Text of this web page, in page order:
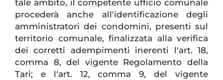
tale ambito, il competente ufficio comunale
procederà anche all'identificazione degli
amministratori dei condomini, presenti sul
territorio comunale, finalizzata alla verifica
dei corretti adempimenti inerenti l'art. 18,
comma 8, del vigente Regolamento della
Tari; e l'art. 12, comma 9, del vigente